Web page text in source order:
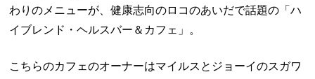
わりのメニューが、健康志向のロコのあいだで話題の「ハ
イブレンド・ヘルスバー＆カフェ」。
こちらのカフェのオーナーはマイルスとジョーイのスガワ